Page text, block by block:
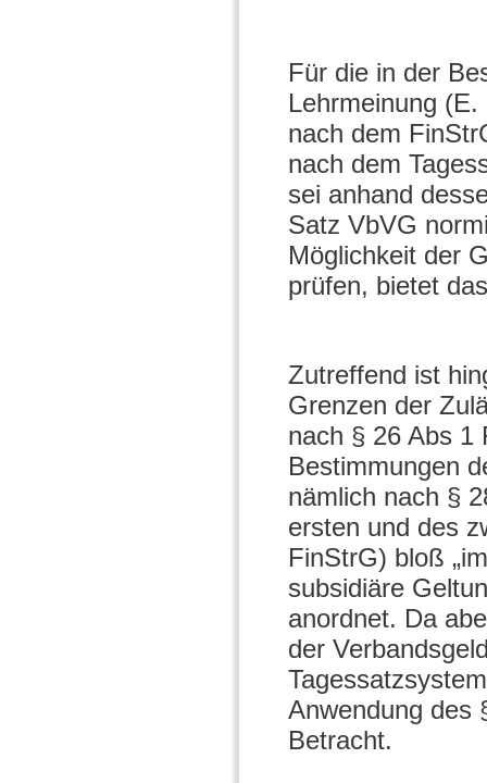
Für die in der
Lehrmeinung
nach dem
nach dem
sei anhand
Satz VbVG
Möglichkeit der
prüfen, bietet
Zutreffend ist
Grenzen der
nach § 26 Abs 1
Bestimmungen
nämlich nach §
ersten und des
FinStrG) bloß
subsidiäre
anordnet. Da
der
Anwendung des
Betracht.